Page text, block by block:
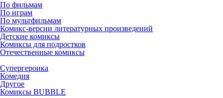
По фильмам
По играм
По мультфильмам
Комикс-версии литературных произведений
Детские комиксы
Комиксы для подростков
Отечественные комиксы
Супергероика
Комедия
Другое
Комиксы BUBBLE